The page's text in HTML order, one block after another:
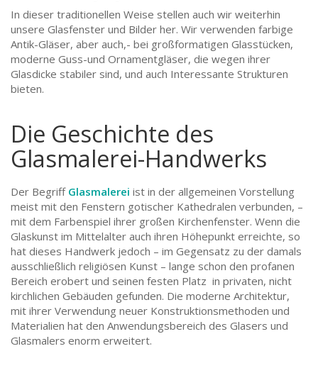
In dieser traditionellen Weise stellen auch wir weiterhin
unsere Glasfenster und Bilder her. Wir verwenden farbige
Antik-Gläser, aber auch,- bei großformatigen Glasstücken,
moderne Guss-und Ornamentgläser, die wegen ihrer
Glasdicke stabiler sind, und auch Interessante Strukturen
bieten.
Die Geschichte des
Glasmalerei-Handwerks
Der Begriff Glasmalerei ist in der allgemeinen Vorstellung
meist mit den Fenstern gotischer Kathedralen verbunden, –
mit dem Farbenspiel ihrer großen Kirchenfenster. Wenn die
Glaskunst im Mittelalter auch ihren Höhepunkt erreichte, so
hat dieses Handwerk jedoch – im Gegensatz zu der damals
ausschließlich religiösen Kunst – lange schon den profanen
Bereich erobert und seinen festen Platz in privaten, nicht
kirchlichen Gebäuden gefunden. Die moderne Architektur,
mit ihrer Verwendung neuer Konstruktionsmethoden und
Materialien hat den Anwendungsbereich des Glasers und
Glasmalers enorm erweitert.